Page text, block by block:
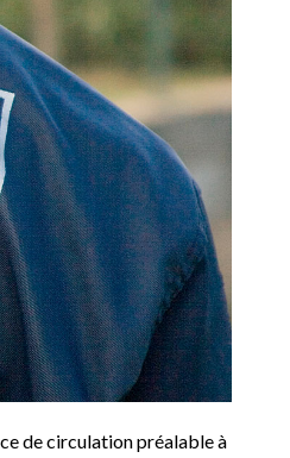
de circulation préalable à